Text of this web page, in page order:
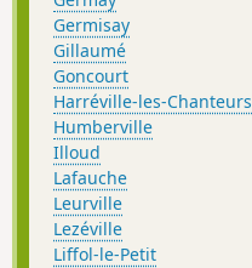
Germisay
Gillaumé
Goncourt
Harréville-les-Chanteurs
Humberville
Illoud
Lafauche
Leurville
Lezéville
Liffol-le-Petit